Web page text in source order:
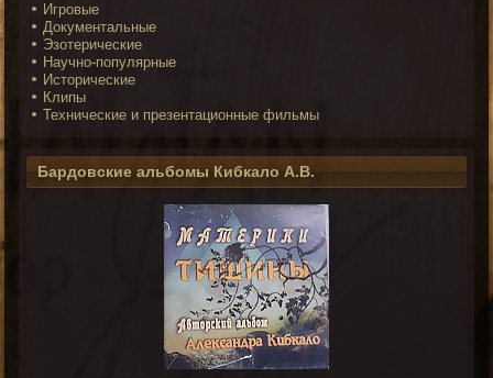
Игровые
Документальные
Эзотерические
Научно-популярные
Исторические
Клипы
Технические и презентационные фильмы
Бардовские альбомы Кибкало А.В.